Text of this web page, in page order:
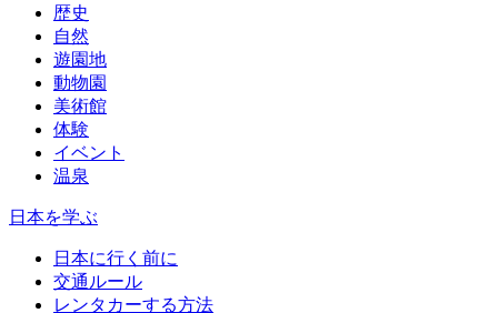
歴史
自然
遊園地
動物園
美術館
体験
イベント
温泉
日本を学ぶ
日本に行く前に
交通ルール
レンタカーする方法